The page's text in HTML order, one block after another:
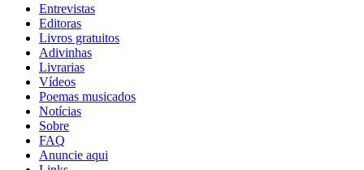
Entrevistas
Editoras
Livros gratuitos
Adivinhas
Livrarias
Vídeos
Poemas musicados
Notícias
Sobre
FAQ
Anuncie aqui